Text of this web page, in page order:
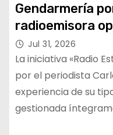
Gendarmería
radioemisora
el CCP de Iquique
Jul 31, 2026
La iniciativa «Radio
por el periodista
experiencia de su
gestionada